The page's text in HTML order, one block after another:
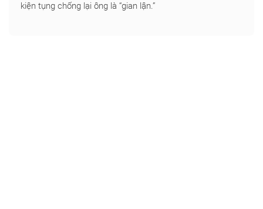
kiện tụng chống lại ông là “gian lận.”